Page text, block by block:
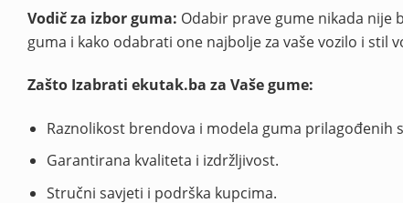
Vodič za izbor guma: Odabir prave gume nikada nije
guma i kako odabrati one najbolje za vaše vozilo i stil
Zašto Izabrati ekutak.ba za Vaše gume:
Raznolikost brendova i modela guma prilagođenih
Garantirana kvaliteta i izdržljivost.
Stručni savjeti i podrška kupcima.